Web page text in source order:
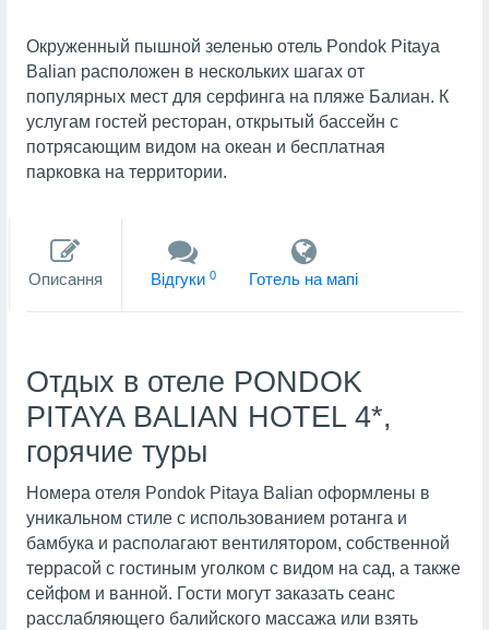
Окруженный пышной зеленью отель Pondok Pitaya
Balian расположен в нескольких шагах от
популярных мест для серфинга на пляже Балиан. К
услугам гостей ресторан, открытый бассейн с
потрясающим видом на океан и бесплатная
парковка на территории.
Описання Вiдгуки 0 Готель на мапi
Отдых в отеле PONDOK
PITAYA BALIAN HOTEL 4*,
горячие туры
Номера отеля Pondok Pitaya Balian оформлены в
уникальном стиле с использованием ротанга и
бамбука и располагают вентилятором, собственной
террасой с гостиным уголком с видом на сад, а также
сейфом и ванной. Гости могут заказать сеанс
расслабляющего балийского массажа или взять